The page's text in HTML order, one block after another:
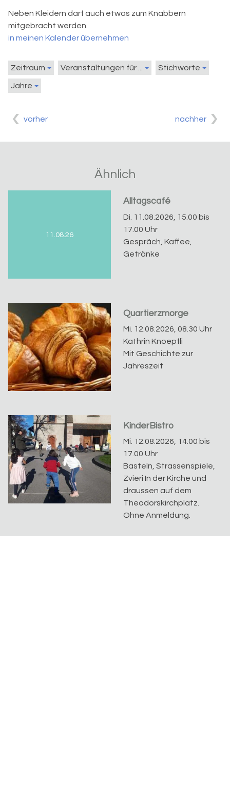
Neben Kleidern darf auch etwas zum Knabbern
mitgebracht werden.
in meinen Kalender übernehmen
Zeitraum Veranstaltungen für ... Stichworte
Jahre
vorher nachher
Ähnlich
11.08.26
Alltagscafé
Di. 11.08.2026, 15.00 bis
17.00 Uhr
Gespräch, Kaffee,
Getränke
Quartierzmorge
Mi. 12.08.2026, 08.30 Uhr
Kathrin Knoepfli
Mit Geschichte zur
Jahreszeit
KinderBistro
Mi. 12.08.2026, 14.00 bis
17.00 Uhr
Basteln, Strassenspiele,
Zvieri In der Kirche und
draussen auf dem
Theodorskirchplatz.
Ohne Anmeldung.